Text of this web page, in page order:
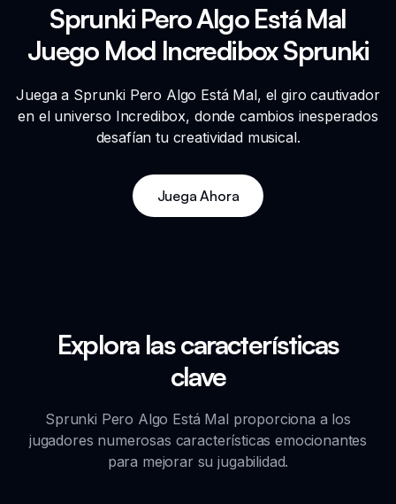
Sprunki Pero Algo Está Mal
Juego Mod Incredibox Sprunki
Juega a Sprunki Pero Algo Está Mal, el giro cautivador
en el universo Incredibox, donde cambios inesperados
desafían tu creatividad musical.
Juega Ahora
Explora las características
clave
Sprunki Pero Algo Está Mal proporciona a los
jugadores numerosas características emocionantes
para mejorar su jugabilidad.